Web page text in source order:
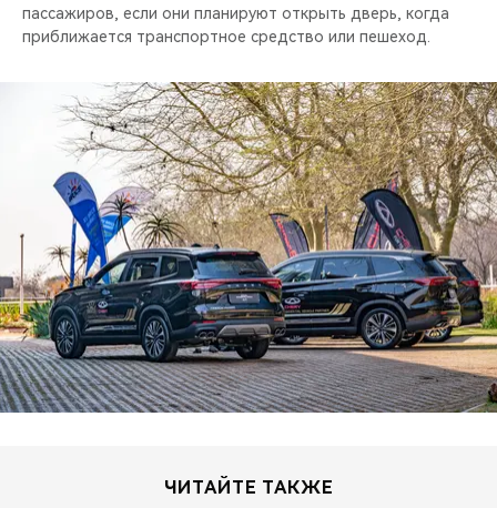
пассажиров, если они планируют открыть дверь, когда
приближается транспортное средство или пешеход.
ЧИТАЙТЕ ТАКЖЕ